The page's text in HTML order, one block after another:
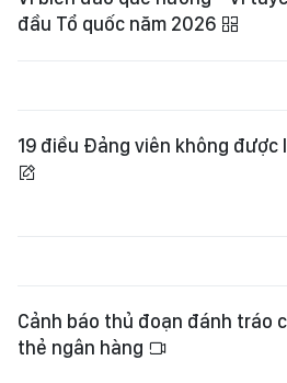
đầu Tổ quốc năm 2026
19 điều Đảng viên không được
Cảnh báo thủ đoạn đánh tráo
thẻ ngân hàng